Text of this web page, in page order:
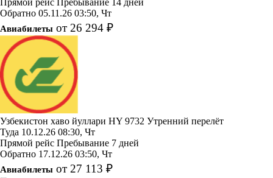
Обратно 05.11.26 03:50, Чт
Авиабилеты от 26 294 ₽
Узбекистон хаво йуллари HY 9732 Утренний перелёт
Туда 10.12.26 08:30, Чт
Прямой рейс Пребывание 7 дней
Обратно 17.12.26 03:50, Чт
Авиабилеты от 27 113 ₽